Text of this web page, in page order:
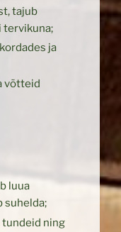
tajub
tervikuna;
ja
võtteid
luua
suhelda;
ning